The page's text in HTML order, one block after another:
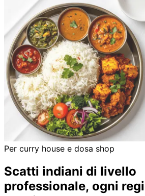
Per curry house e dosa shop
Scatti indiani di livello
professionale, ogni